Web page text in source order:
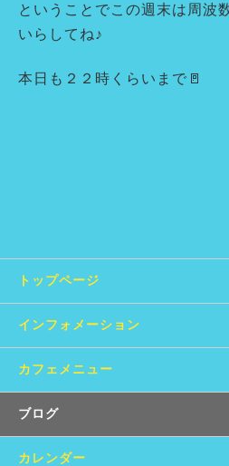
ということでこの週末は周波
いらしてね♪
本日も２２時くらいまで🚪
トップページ
インフォメーション
カフェメニュー
ブログ
カレンダー